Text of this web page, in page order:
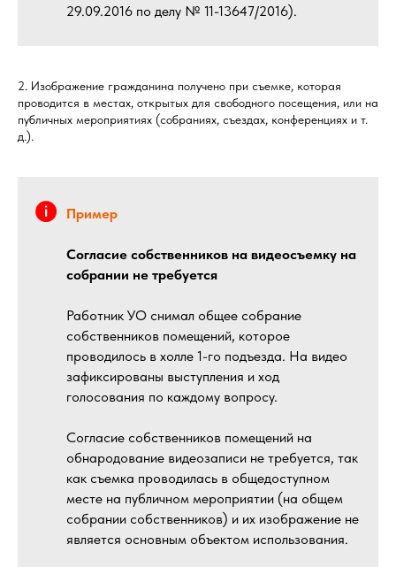
29.09.2016 по делу № 11-13647/2016).
2. Изображение гражданина получено при съемке, которая
проводится в местах, открытых для свободного посещения, или на
публичных мероприятиях (собраниях, съездах, конференциях и т.
д.).
Пример
Согласие собственников на видеосъемку на
собрании не требуется
Работник УО снимал общее собрание
собственников помещений, которое
проводилось в холле 1-го подъезда. На видео
зафиксированы выступления и ход
голосования по каждому вопросу.
Согласие собственников помещений на
обнародование видеозаписи не требуется, так
как съемка проводилась в общедоступном
месте на публичном мероприятии (на общем
собрании собственников) и их изображение не
является основным объектом использования.